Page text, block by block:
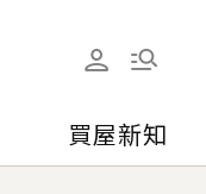
買屋新知